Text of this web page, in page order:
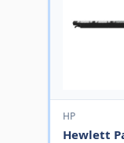
HP
Hewlett